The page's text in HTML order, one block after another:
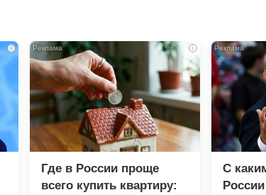
i i
Где в России проще
всего купить квартиру:
С